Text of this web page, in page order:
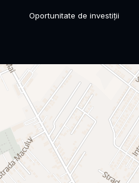
Oportunitate de investiții